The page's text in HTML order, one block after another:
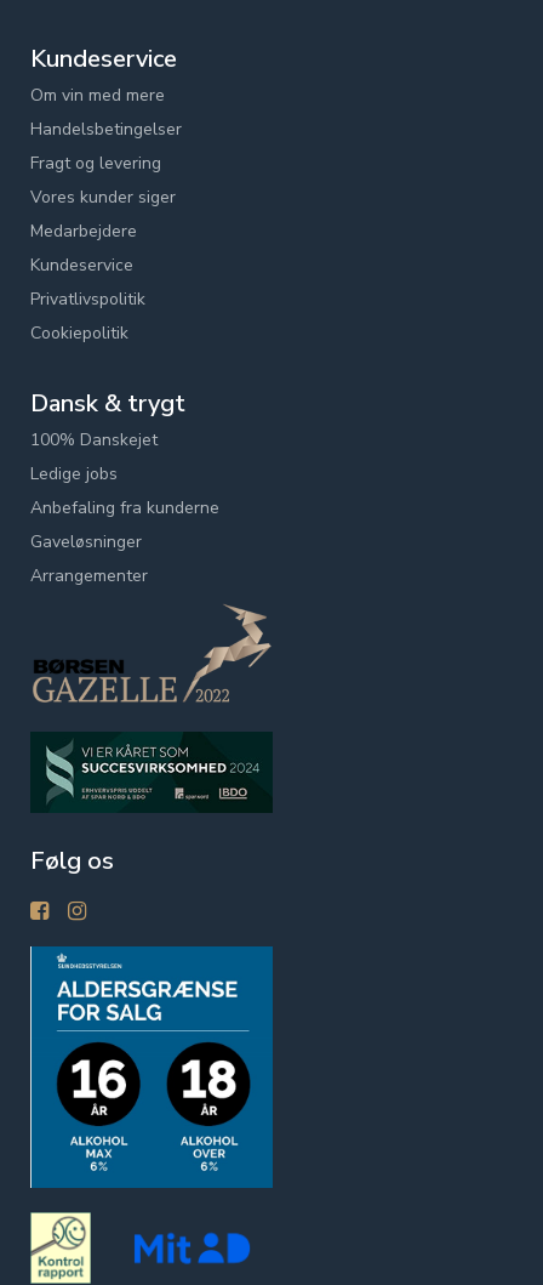
Kundeservice
Om vin med mere
Handelsbetingelser
Fragt og levering
Vores kunder siger
Medarbejdere
Kundeservice
Privatlivspolitik
Cookiepolitik
Dansk & trygt
100% Danskejet
Ledige jobs
Anbefaling fra kunderne
Gaveløsninger
Arrangementer
Følg os